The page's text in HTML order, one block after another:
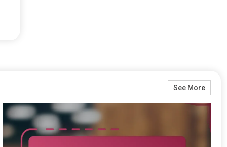
See More